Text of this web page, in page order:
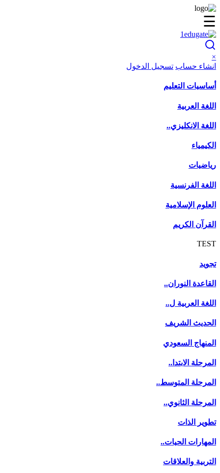
☰
×
انشاء حساب تسجيل الدخول
أساسيات التعليم
اللغة العربية
اللغة الانكليزي..
الكيمياء
رياضيات
اللغة الفرنسية
العلوم الإسلامية
القرآن الكريم
TEST
تجويد
القاعدة النوران..
اللغة العربية ل..
الحديث الشريف
المنهاج السعودي
المرحلة الابتدا..
المرحلة المتوسط..
المرحلة الثانوي..
تطوير الذات
المهارات الحيات..
التربية والعلاقات